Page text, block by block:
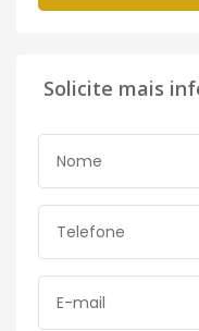
Solicite mais